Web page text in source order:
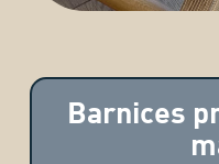
Barnices